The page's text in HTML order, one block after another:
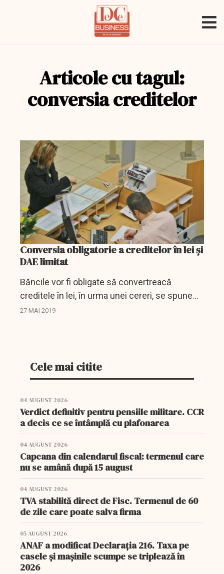
Articole cu tagul:
conversia creditelor
Conversia obligatorie a creditelor în lei și
DAE limitat
Băncile vor fi obligate să convertreacă
creditele în lei, în urma unei cereri, se spune
într-o nouă inițiativă legislativă care a fost
27 MAI 2019
Cele mai citite
04 AUGUST 2026
Verdict definitiv pentru pensiile militare. CCR
a decis ce se întâmplă cu plafonarea
04 AUGUST 2026
Capcana din calendarul fiscal: termenul care
nu se amână după 15 august
04 AUGUST 2026
TVA stabilită direct de Fisc. Termenul de 60
de zile care poate salva firma
05 AUGUST 2026
ANAF a modificat Declarația 216. Taxa pe
casele și mașinile scumpe se triplează în
2026